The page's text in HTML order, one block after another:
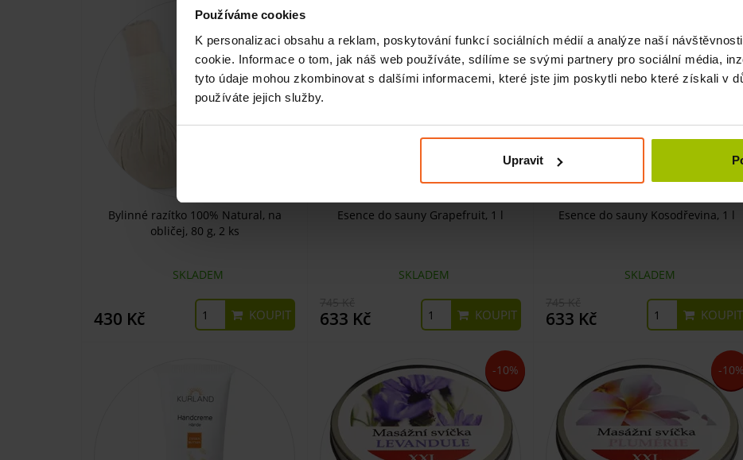
Používáme cookies
K personalizaci obsahu a reklam, poskytování funkcí sociálních médií a analýze naší
cookie. Informace o tom, jak náš web používáte, sdílíme se svými partnery pro sociální média,
tyto údaje mohou zkombinovat s dalšími informacemi, které jste jim poskytli nebo které získali v
používáte jejich služby.
Upravit
Bylinné razítko 100% Natural, na
obličej, 80 g, 2 ks
SKLADEM
430 Kč KOUPIT
Esence do sauny Grapefruit, 1 l
SKLADEM
633 Kč KOUPIT
Esence do sauny Kosodřevina, 1 l
SKLADEM
633 Kč KOUPIT
-10% -10%